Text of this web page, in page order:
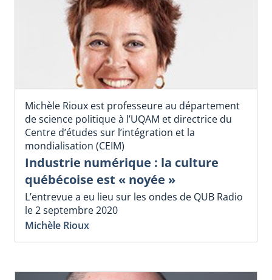
Michèle Rioux est professeure au département
de science politique à l’UQAM et directrice du
Centre d’études sur l’intégration et la
mondialisation (CEIM)
Industrie numérique : la culture
québécoise est « noyée »
L’entrevue a eu lieu sur les ondes de QUB Radio
le 2 septembre 2020
Michèle Rioux